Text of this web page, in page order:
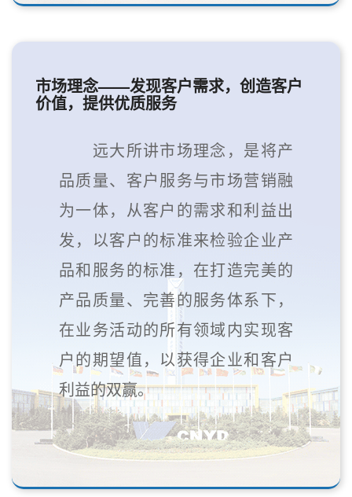
市场理念——发现客户需求，创造客户
价值，提供优质服务
远大所讲市场理念，是将产
品质量、客户服务与市场营销融
为一体，从客户的需求和利益出
发，以客户的标准来检验企业产
品和服务的标准，在打造完美的
产品质量、完善的服务体系下，
在业务活动的所有领域内实现客
户的期望值，以获得企业和客户
利益的双赢。